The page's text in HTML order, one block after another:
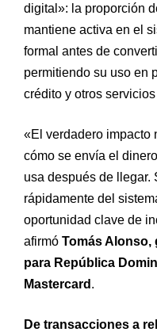
digital»: la proporción
mantiene activa en el
formal antes de
permitiendo su uso en
crédito y otros
«El verdadero impacto
cómo se envía el
usa después de llegar.
rápidamente del
oportunidad clave de
afirmó Tomás Alonso,
para República
Mastercard .
De transacciones a